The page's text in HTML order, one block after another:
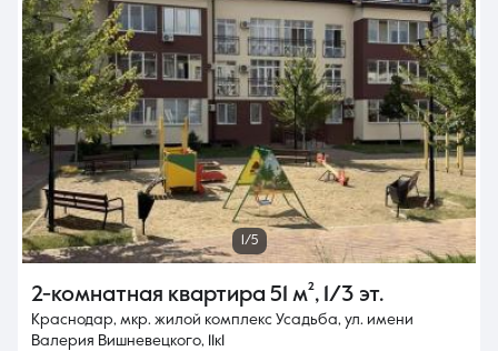
1/5
2-комнатная квартира 51 м², 1/3 эт.
Краснодар, мкр. жилой комплекс Усадьба, ул. имени
Валерия Вишневецкого, 11к1